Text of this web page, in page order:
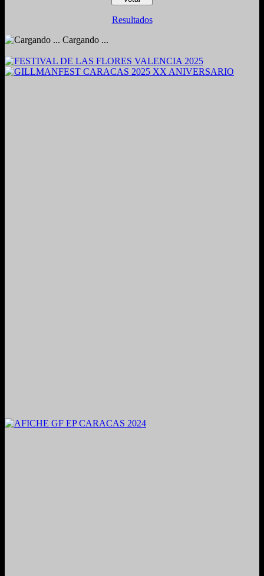
Resultados
Cargando ...